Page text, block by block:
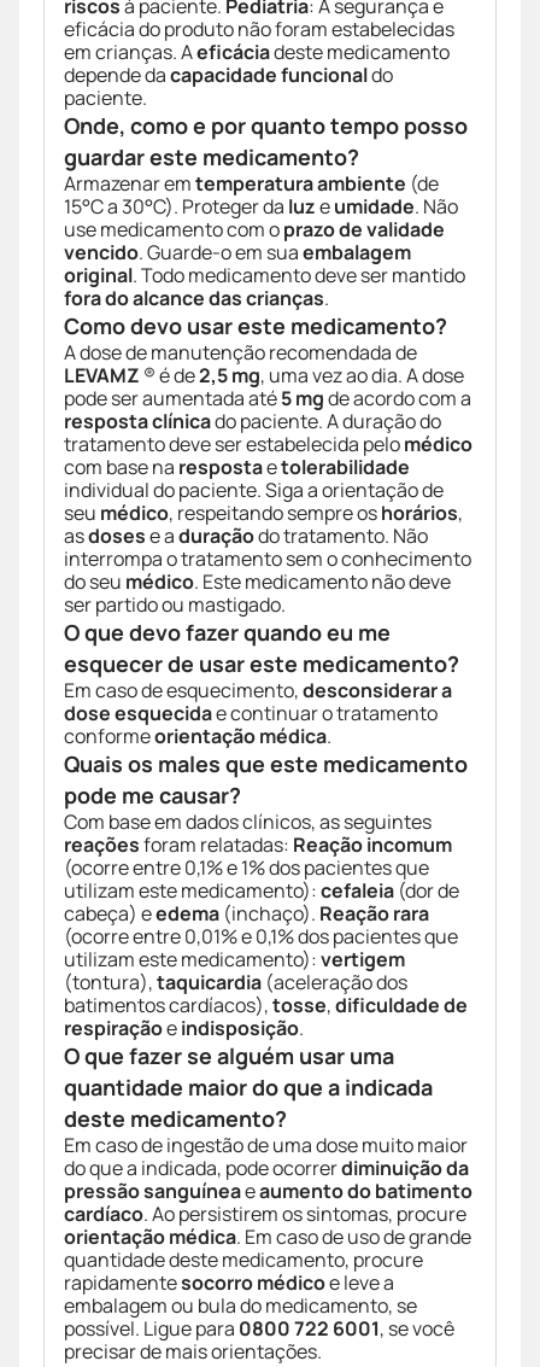
riscosà paciente. Pediatria: A segurança e
eficácia do produto não foram estabelecidas
em crianças. Aeficáciadeste medicamento
depende dacapacidade funcionaldo
paciente.
Onde, como e por quanto tempo posso
guardar este medicamento?
Armazenar emtemperatura ambiente (de
15°C a 30°C). Proteger da luzeumidade. Não
use medicamento com oprazo de validade
vencido. Guarde-o em suaembalagem
original. Todo medicamento deve ser mantido
fora do alcance das crianças.
Como devo usar este medicamento?
A dose de manutenção recomendada de
LEVAMZ ® é de2,5 mg, uma vez ao dia. A dose
pode ser aumentada até5 mgde acordo com a
resposta clínicado paciente. A duração do
tratamento deve ser estabelecida pelomédico
com base na respostaetolerabilidade
individual do paciente. Siga a orientação de
seu médico, respeitando sempre oshorários,
asdosese aduraçãodo tratamento. Não
interrompa o tratamento sem o conhecimento
do seu médico. Este medicamento não deve
ser partido ou mastigado.
O que devo fazer quando eu me
esquecer de usar este medicamento?
Em caso de esquecimento,desconsiderar a
dose esquecidae continuar o tratamento
conformeorientação médica.
Quais os males que este medicamento
pode me causar?
Com base em dados clínicos, as seguintes
reaçõesforam relatadas: Reação incomum
(ocorre entre 0,1% e 1% dos pacientes que
utilizam este medicamento):cefaleia (dor de
cabeça) eedema (inchaço). Reação rara
(ocorre entre 0,01% e 0,1% dos pacientes que
utilizam este medicamento):vertigem
(tontura),taquicardia (aceleração dos
batimentos cardíacos),tosse,dificuldade de
respiraçãoeindisposição.
O que fazer se alguém usar uma
quantidade maior do que a indicada
deste medicamento?
Em caso de ingestão de uma dose muito maior
do que a indicada, pode ocorrerdiminuição da
pressão sanguíneaeaumento do batimento
cardíaco. Ao persistirem os sintomas, procure
orientação médica. Em caso de uso de grande
quantidade deste medicamento, procure
rapidamentesocorro médicoe leve a
embalagem ou bula do medicamento, se
possível. Ligue para 0800 722 6001, se você
precisar de mais orientações.